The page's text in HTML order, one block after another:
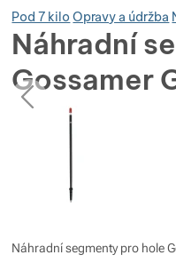
Pod 7 kilo Opravy a údržba
Náhradní
Gossamer
Fotografie
Fotografie
Náhradní segmenty pro hole
Zobrazit více